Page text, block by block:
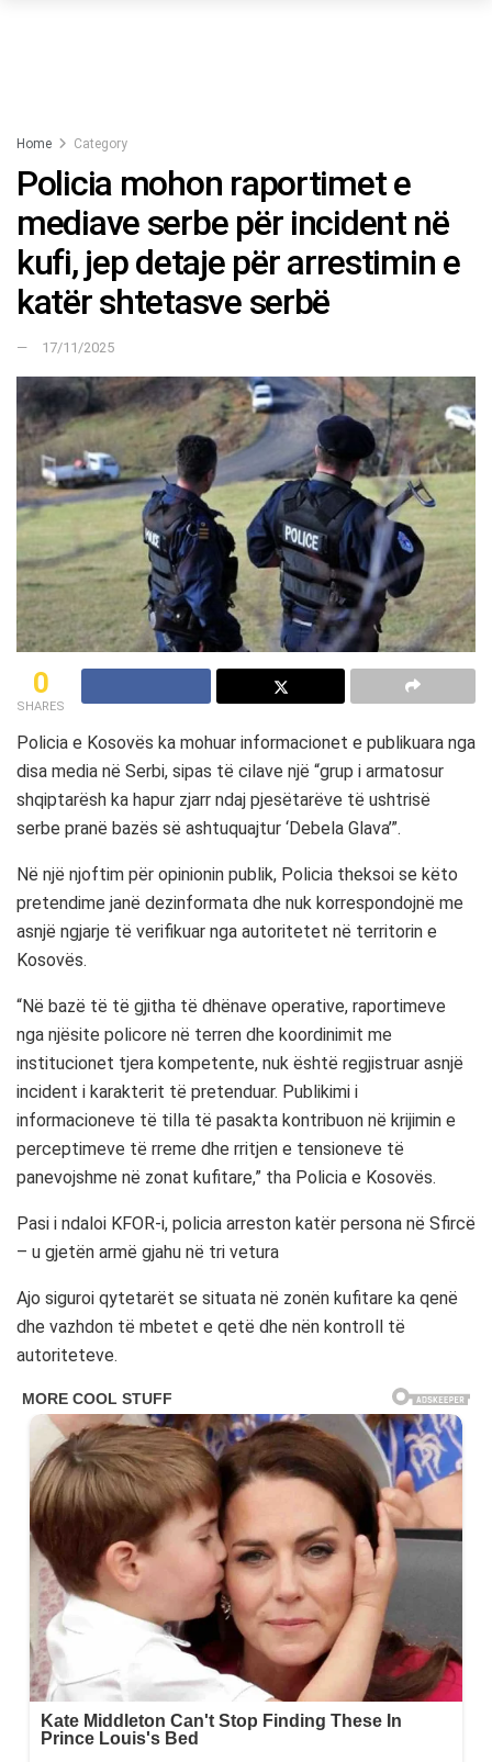
Home Category
Policia mohon raportimet e
mediave serbe për incident në
kufi, jep detaje për arrestimin e
katër shtetasve serbë
17/11/2025
0
SHARES
Policia e Kosovës ka mohuar informacionet e publikuara nga
disa media në Serbi, sipas të cilave një “grup i armatosur
shqiptarësh ka hapur zjarr ndaj pjesëtarëve të ushtrisë
serbe pranë bazës së ashtuquajtur ‘Debela Glava’”.
Në një njoftim për opinionin publik, Policia theksoi se këto
pretendime janë dezinformata dhe nuk korrespondojnë me
asnjë ngjarje të verifikuar nga autoritetet në territorin e
Kosovës.
“Në bazë të të gjitha të dhënave operative, raportimeve
nga njësite policore në terren dhe koordinimit me
institucionet tjera kompetente, nuk është regjistruar asnjë
incident i karakterit të pretenduar. Publikimi i
informacioneve të tilla të pasakta kontribuon në krijimin e
perceptimeve të rreme dhe rritjen e tensioneve të
panevojshme në zonat kufitare,” tha Policia e Kosovës.
Pasi i ndaloi KFOR-i, policia arreston katër persona në Sfircë
– u gjetën armë gjahu në tri vetura
Ajo siguroi qytetarët se situata në zonën kufitare ka qenë
dhe vazhdon të mbetet e qetë dhe nën kontroll të
autoriteteve.